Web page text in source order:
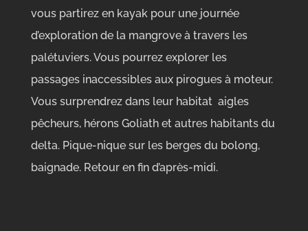
vous partirez en kayak pour une journée
d’exploration de la mangrove à travers les
palétuviers. Vous pourrez explorer les
passages inaccessibles aux pirogues à moteur.
Vous surprendrez dans leur habitat aigles
pêcheurs, hérons Goliath et autres habitants du
delta. Pique-nique sur les berges du bolong,
baignade. Retour en fin d’après-midi.